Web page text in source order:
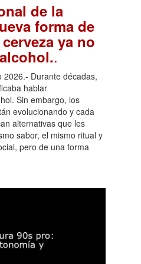
de la
forma de
ya no
.
2026.- Durante décadas,
hablar
Sin embargo, los
evolucionando y cada
alternativas que les
sabor, el mismo ritual y
pero de una forma